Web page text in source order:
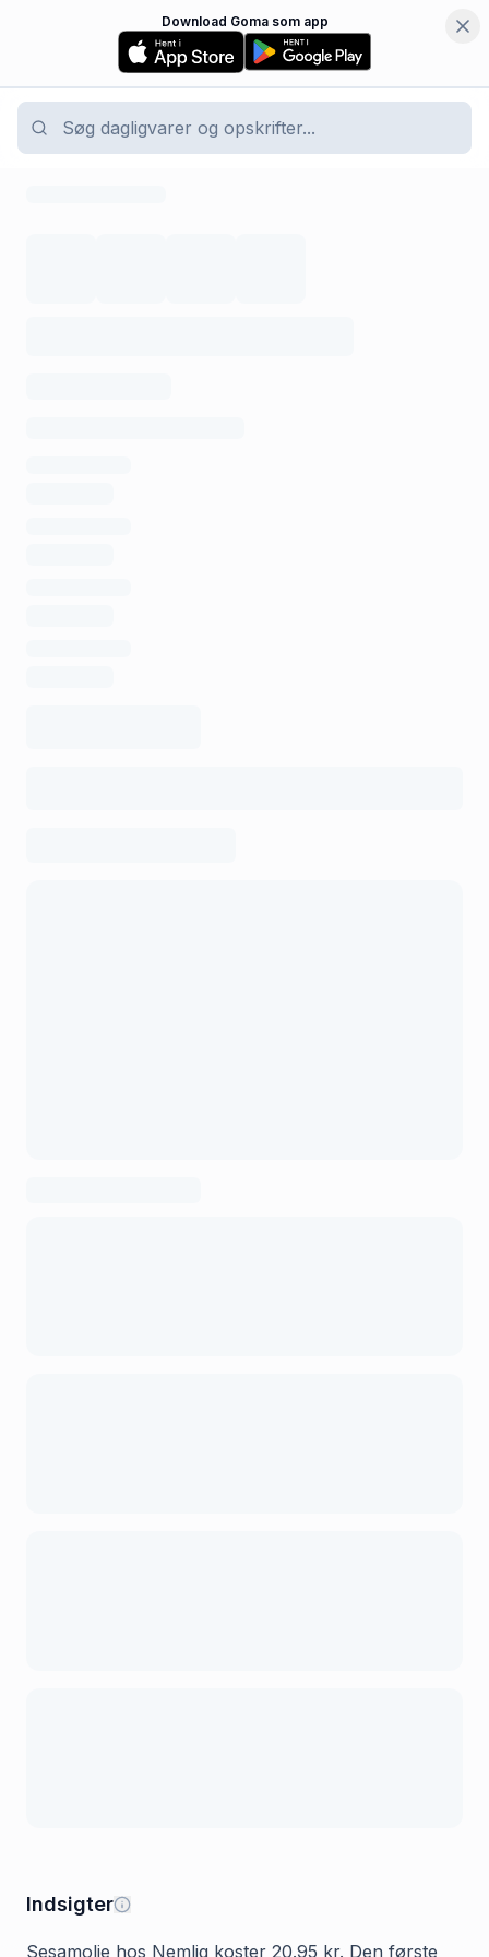
Download Goma som app
Indsigter
Sesamolie hos Nemlig koster 20.95 kr. Den første